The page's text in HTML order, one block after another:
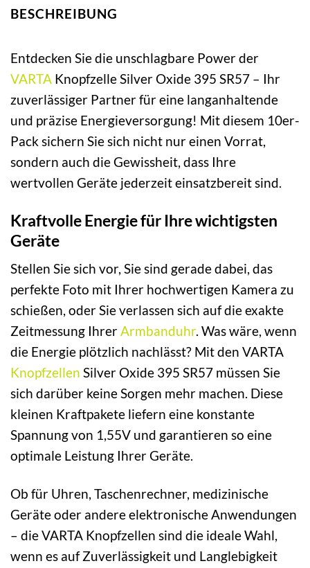
BESCHREIBUNG
Entdecken Sie die unschlagbare Power der
VARTA Knopfzelle Silver Oxide 395 SR57 – Ihr
zuverlässiger Partner für eine langanhaltende
und präzise Energieversorgung! Mit diesem 10er-
Pack sichern Sie sich nicht nur einen Vorrat,
sondern auch die Gewissheit, dass Ihre
wertvollen Geräte jederzeit einsatzbereit sind.
Kraftvolle Energie für Ihre wichtigsten
Geräte
Stellen Sie sich vor, Sie sind gerade dabei, das
perfekte Foto mit Ihrer hochwertigen Kamera zu
schießen, oder Sie verlassen sich auf die exakte
Zeitmessung IhrerArmbanduhr. Was wäre, wenn
die Energie plötzlich nachlässt? Mit den VARTA
Knopfzellen Silver Oxide 395 SR57 müssen Sie
sich darüber keine Sorgen mehr machen. Diese
kleinen Kraftpakete liefern eine konstante
Spannung von 1,55V und garantieren so eine
optimale Leistung Ihrer Geräte.
Ob für Uhren, Taschenrechner, medizinische
Geräte oder andere elektronische Anwendungen
– die VARTA Knopfzellen sind die ideale Wahl,
wenn es auf Zuverlässigkeit und Langlebigkeit